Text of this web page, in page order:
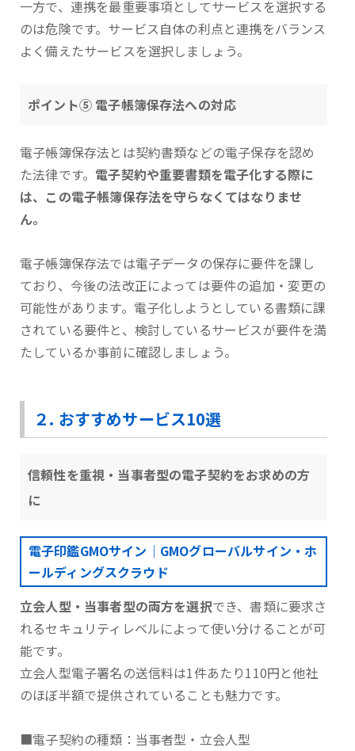
一方で、連携を最重要事項としてサービスを選択する
のは危険です。サービス自体の利点と連携をバランス
よく備えたサービスを選択しましょう。
ポイント⑤ 電子帳簿保存法への対応
電子帳簿保存法とは契約書類などの電子保存を認め
た法律です。 電子契約や重要書類を電子化する際に
は、この電子帳簿保存法を守らなくてはなりませ
ん。
電子帳簿保存法では電子データの保存に要件を課し
ており、今後の法改正によっては要件の追加・変更の
可能性があります。電子化しようとしている書類に課
されている要件と、検討しているサービスが要件を満
たしているか事前に確認しましょう。
２. おすすめサービス10選
信頼性を重視・当事者型の電子契約をお求めの方
に
電子印鑑GMOサイン｜GMOグローバルサイン・ホ
ールディングスクラウド
立会人型・当事者型の両方を選択でき、書類に要求さ
れるセキュリティレベルによって使い分けることが可
能です。
⽴会⼈型電⼦署名の送信料は1件あたり110円と他社
のほぼ半額で提供されていることも魅力です。
■電子契約の種類：当事者型・立会人型